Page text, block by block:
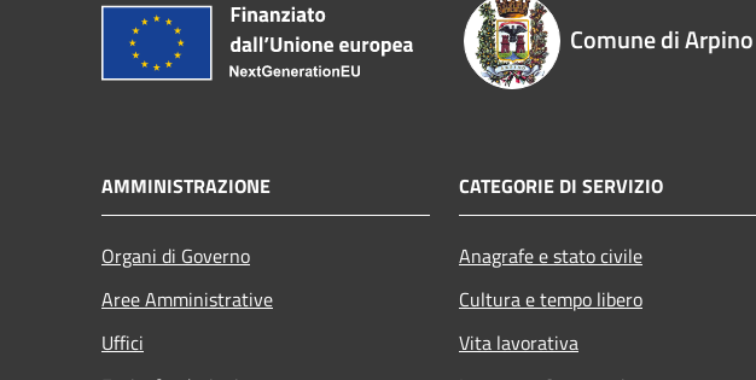
Comune di Arpino
AMMINISTRAZIONE
Organi di Governo
Aree Amministrative
Uffici
CATEGORIE DI SERVIZIO
Anagrafe e stato civile
Cultura e tempo libero
Vita lavorativa